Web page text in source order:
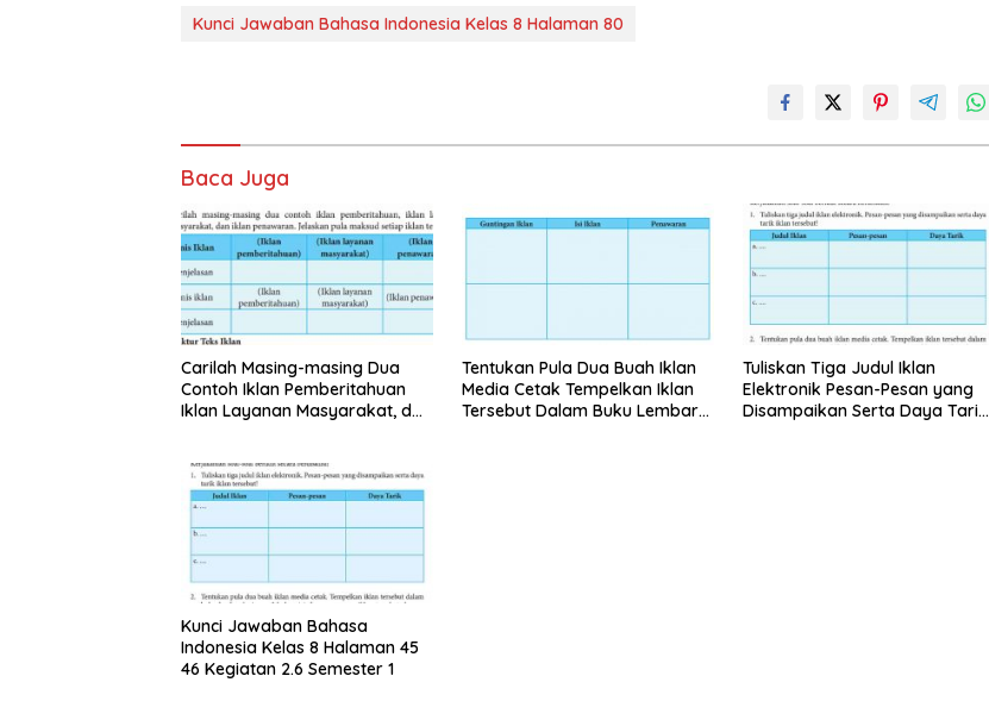
Kunci Jawaban Bahasa Indonesia Kelas 8 Halaman 80
Baca Juga
Carilah Masing-masing Dua
Contoh Iklan Pemberitahuan
Iklan Layanan Masyarakat, dan
Tentukan Pula Dua Buah Iklan
Media Cetak Tempelkan Iklan
Tersebut Dalam Buku Lembar
Tuliskan Tiga Judul Iklan
Elektronik Pesan-Pesan yang
Disampaikan Serta Daya Tarik
Kunci Jawaban Bahasa
Indonesia Kelas 8 Halaman 45
46 Kegiatan 2.6 Semester 1